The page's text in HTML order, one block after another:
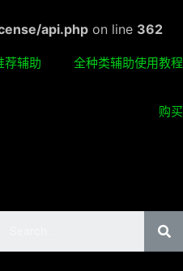
api.php on line 362
荐辅助 全种类辅助使用教程
购买